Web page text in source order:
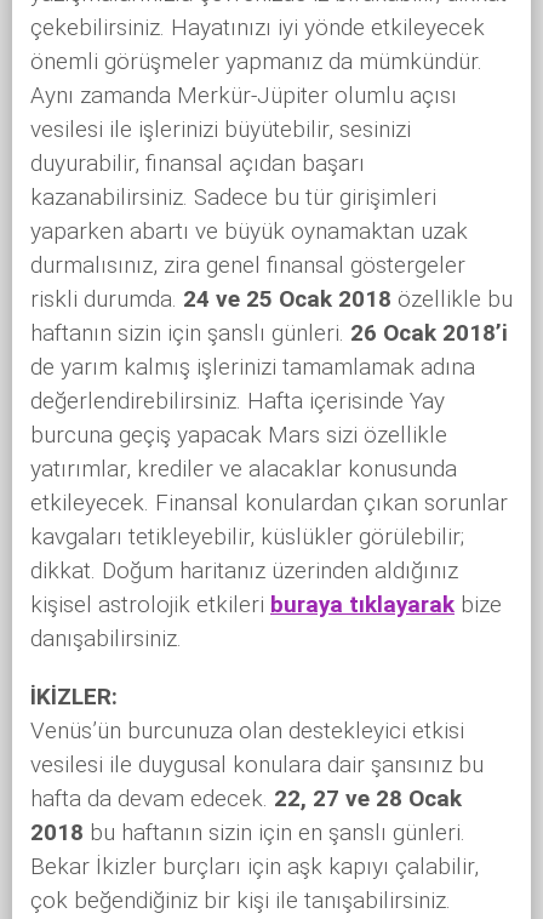
çekebilirsiniz. Hayatınızı iyi yönde etkileyecek
önemli görüşmeler yapmanız da mümkündür.
Aynı zamanda Merkür-Jüpiter olumlu açısı
vesilesi ile işlerinizi büyütebilir, sesinizi
duyurabilir, finansal açıdan başarı
kazanabilirsiniz. Sadece bu tür girişimleri
yaparken abartı ve büyük oynamaktan uzak
durmalısınız, zira genel finansal göstergeler
riskli durumda. 24 ve 25 Ocak 2018 özellikle bu
haftanın sizin için şanslı günleri. 26 Ocak 2018’i
de yarım kalmış işlerinizi tamamlamak adına
değerlendirebilirsiniz. Hafta içerisinde Yay
burcuna geçiş yapacak Mars sizi özellikle
yatırımlar, krediler ve alacaklar konusunda
etkileyecek. Finansal konulardan çıkan sorunlar
kavgaları tetikleyebilir, küslükler görülebilir;
dikkat. Doğum haritanız üzerinden aldığınız
kişisel astrolojik etkileri buraya tıklayarak bize
danışabilirsiniz.
İKİZLER:
Venüs’ün burcunuza olan destekleyici etkisi
vesilesi ile duygusal konulara dair şansınız bu
hafta da devam edecek. 22, 27 ve 28 Ocak
2018 bu haftanın sizin için en şanslı günleri.
Bekar İkizler burçları için aşk kapıyı çalabilir,
çok beğendiğiniz bir kişi ile tanışabilirsiniz.